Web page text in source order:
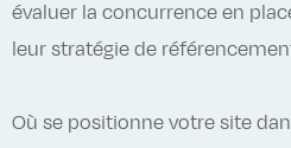
évaluer la concurrence en
leur stratégie de
Où se positionne votre site